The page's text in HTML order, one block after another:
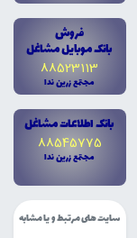
فروش
بانک موبايل مشاغل
88523113
مجتمع زرين ندا
بانک اطلاعات مشاغل
88545775
مجتمع زرين ندا
سایت های مرتبط و یا مشابه